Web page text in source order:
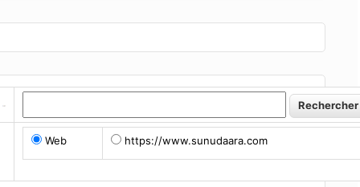
Web https://www.sunudaara.com